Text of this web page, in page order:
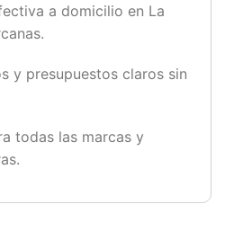
a domicilio en La
y presupuestos claros sin
todas las marcas y